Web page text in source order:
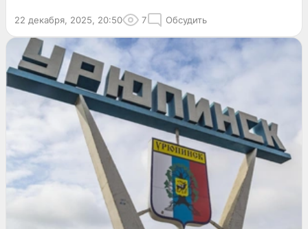
22 декабря, 2025, 20:50 7 Обсудить